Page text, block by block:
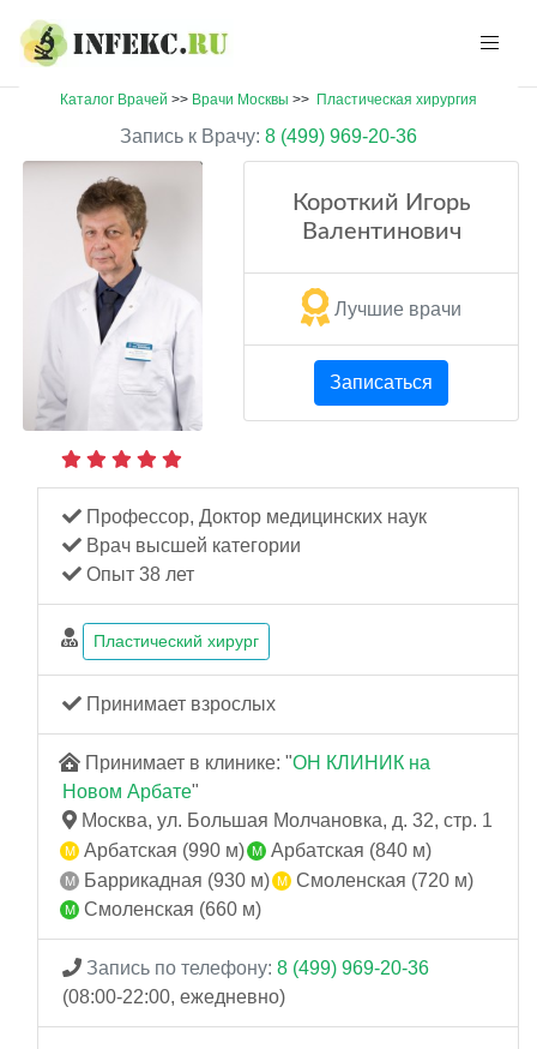
Каталог Врачей >> Врачи Москвы >> Пластическая хирургия
Запись к Врачу: 8 (499) 969-20-36
Короткий Игорь
Валентинович
Лучшие врачи
Записаться
Профессор, Доктор медицинских наук
Врач высшей категории
Опыт 38 лет
Пластический хирург
Принимает взрослых
Принимает в клинике: "ОН КЛИНИК на
Новом Арбате"
Москва, ул. Большая Молчановка, д. 32, стр. 1
Арбатская (990 м)
Арбатская (840 м)
Баррикадная (930 м)
Смоленская (720 м)
Смоленская (660 м)
Запись по телефону: 8 (499) 969-20-36
(08:00-22:00, ежедневно)